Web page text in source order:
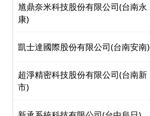
馗鼎奈米科技股份有限公司(台南永
康)
凱士達國際股份有限公司(台南安南)
超淨精密科技股份有限公司(台南新
市)